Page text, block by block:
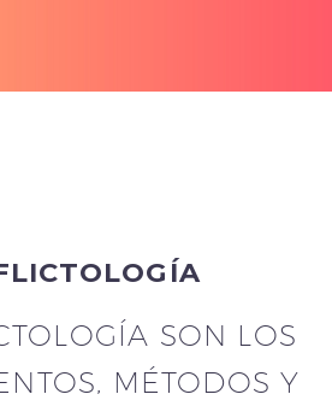
SON LOS
MÉTODOS Y